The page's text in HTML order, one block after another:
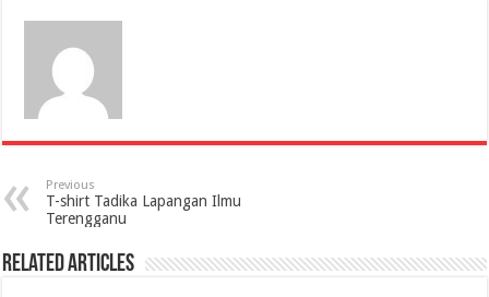
Previous
T-shirt Tadika Lapangan Ilmu
Terengganu
Related Articles